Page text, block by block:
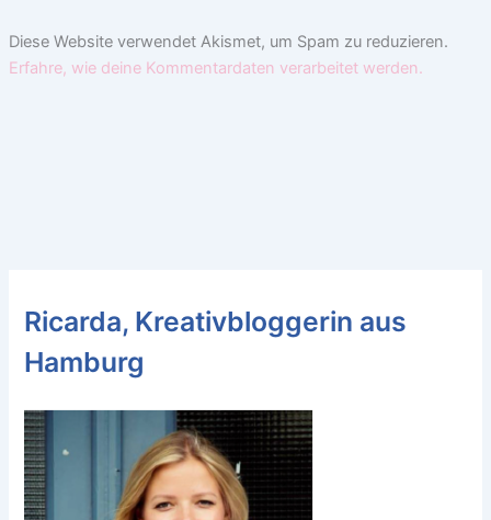
Diese Website verwendet Akismet, um Spam zu reduzieren.
Erfahre, wie deine Kommentardaten verarbeitet werden.
Ricarda, Kreativbloggerin aus
Hamburg